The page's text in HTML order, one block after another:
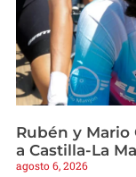
Rubén y Mario
a Castilla-La
agosto 6, 2026